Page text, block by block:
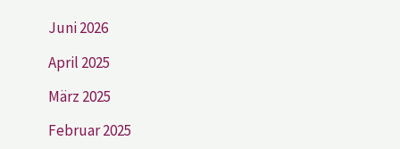
Juni 2026
April 2025
März 2025
Februar 2025